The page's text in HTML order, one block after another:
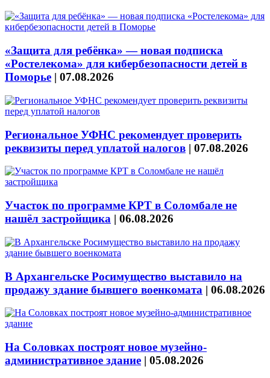
«Защита для ребёнка» — новая подписка
«Ростелекома» для кибербезопасности детей в
Поморье | 07.08.2026
Региональное УФНС рекомендует проверить
реквизиты перед уплатой налогов | 07.08.2026
Участок по программе КРТ в Соломбале не
нашёл застройщика | 06.08.2026
В Архангельске Росимущество выставило на
продажу здание бывшего военкомата | 06.08.2026
На Соловках построят новое музейно-
административное здание | 05.08.2026